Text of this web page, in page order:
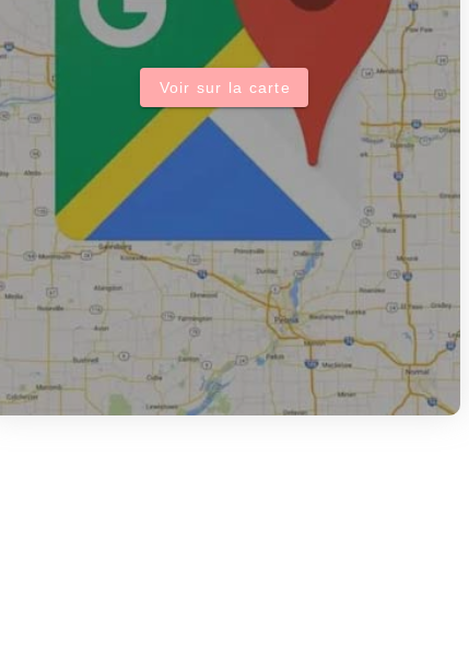
Voir sur la carte